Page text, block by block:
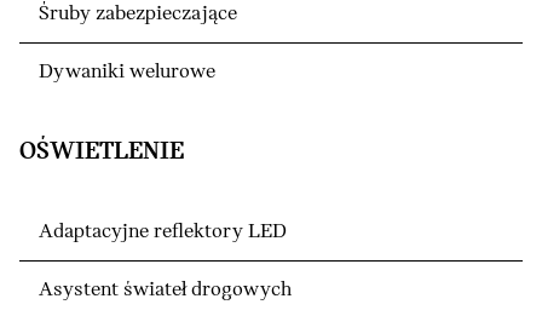
Śruby zabezpieczające
Dywaniki welurowe
OŚWIETLENIE
Adaptacyjne reflektory LED
Asystent świateł drogowych